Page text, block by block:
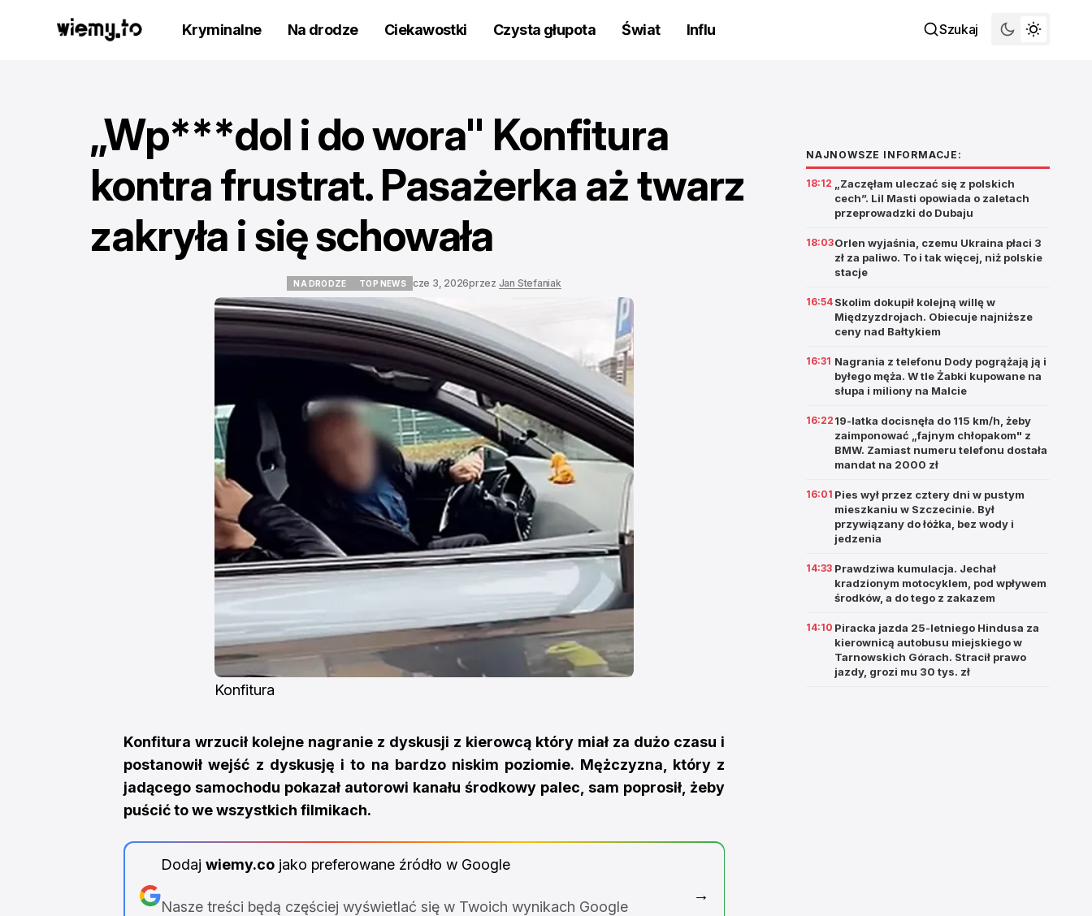
Kryminalne Na drodze Ciekawostki Czysta głupota Świat Influ Szukaj
„Wp***dol i do wora" Konfitura
kontra frustrat. Pasażerka aż twarz
zakryła i się schowała
NA DRODZE TOP NEWS cze 3, 2026przez Jan Stefaniak
Konfitura
Konfitura wrzucił kolejne nagranie z dyskusji z kierowcą który miał za dużo czasu i
postanowił wejść z dyskusję i to na bardzo niskim poziomie. Mężczyzna, który z
jadącego samochodu pokazał autorowi kanału środkowy palec, sam poprosił, żeby
puścić to we wszystkich filmikach.
Dodaj wiemy.cojako preferowane źródło w Google
Nasze treści będą częściej wyświetlać się w Twoich wynikach Google
→
NAJNOWSZE INFORMACJE:
18:12
„Zaczęłam uleczać się z polskich
cech”. Lil Masti opowiada o zaletach
przeprowadzki do Dubaju
18:03Orlen wyjaśnia, czemu Ukraina płaci 3
zł za paliwo. To i tak więcej, niż polskie
stacje
16:54 Skolim dokupił kolejną willę w
Międzyzdrojach. Obiecuje najniższe
ceny nad Bałtykiem
16:31 Nagrania z telefonu Dody pogrążają ją i
byłego męża. W tle Żabki kupowane na
słupa i miliony na Malcie
16:22 19-latka docisnęła do 115 km/h, żeby
zaimponować „fajnym chłopakom" z
BMW. Zamiast numeru telefonu dostała
mandat na 2000 zł
16:01 Pies wył przez cztery dni w pustym
mieszkaniu w Szczecinie. Był
przywiązany do łóżka, bez wody i
jedzenia
14:33 Prawdziwa kumulacja. Jechał
kradzionym motocyklem, pod wpływem
środków, a do tego z zakazem
14:10 Piracka jazda 25-letniego Hindusa za
kierownicą autobusu miejskiego w
Tarnowskich Górach. Stracił prawo
jazdy, grozi mu 30 tys. zł